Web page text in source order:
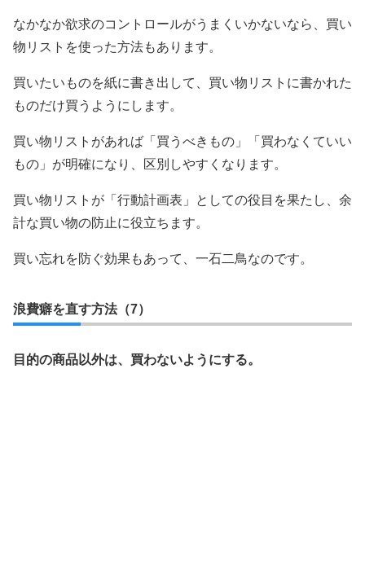
なかなか欲求のコントロールがうまくいかないなら、買い
物リストを使った方法もあります。
買いたいものを紙に書き出して、買い物リストに書かれた
ものだけ買うようにします。
買い物リストがあれば「買うべきもの」「買わなくていい
もの」が明確になり、区別しやすくなります。
買い物リストが「行動計画表」としての役目を果たし、余
計な買い物の防止に役立ちます。
買い忘れを防ぐ効果もあって、一石二鳥なのです。
浪費癖を直す方法（7）
目的の商品以外は、買わないようにする。